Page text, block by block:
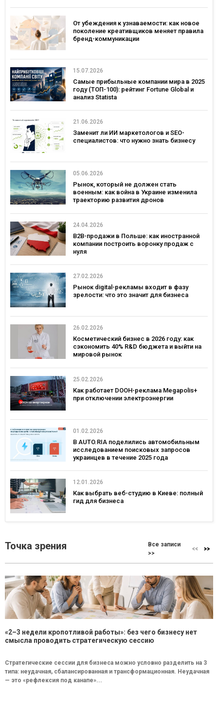
От убеждения к узнаваемости: как новое
поколение креативщиков меняет правила
бренд-коммуникации
15.07.2026
Самые прибыльные компании мира в 2025
году (ТОП-100): рейтинг Fortune Global и
анализ Statista
21.06.2026
Заменит ли ИИ маркетологов и SEO-
специалистов: что нужно знать бизнесу
05.06.2026
Рынок, который не должен стать
военным: как война в Украине изменила
траекторию развития дронов
24.04.2026
B2B-продажи в Польше: как иностранной
компании построить воронку продаж с
нуля
27.02.2026
Рынок digital-рекламы входит в фазу
зрелости: что это значит для бизнеса
26.02.2026
Косметический бизнес в 2026 году: как
сэкономить 40% R&D бюджета и выйти на
мировой рынок
25.02.2026
Как работает DOOH-реклама Megapolis+
при отключении электроэнергии
01.02.2026
В AUTO.RIA поделились автомобильным
исследованием поисковых запросов
украинцев в течение 2025 года
12.01.2026
Как выбрать веб-студию в Киеве: полный
гид для бизнеса
Точка зрения
Все записи
>>
«2–3 недели кропотливой работы»: без чего бизнесу нет
смысла проводить стратегическую сессию
Стратегические сессии для бизнеса можно условно разделить на 3
типа: неудачная, сбалансированная и трансформационная. Неудачная
— это «рефлексия под канапе»...